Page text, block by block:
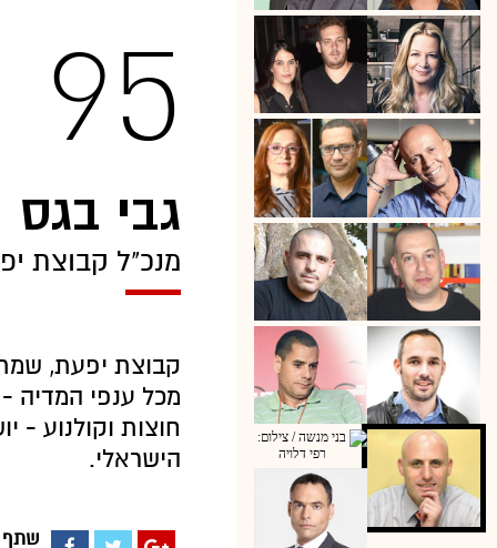
95
גבי בגס
מנכ"ל קבוצת
קבוצת יפעת,
מכל ענפי המדיה -
חוצות וקולנוע
הישראלי.
שתף